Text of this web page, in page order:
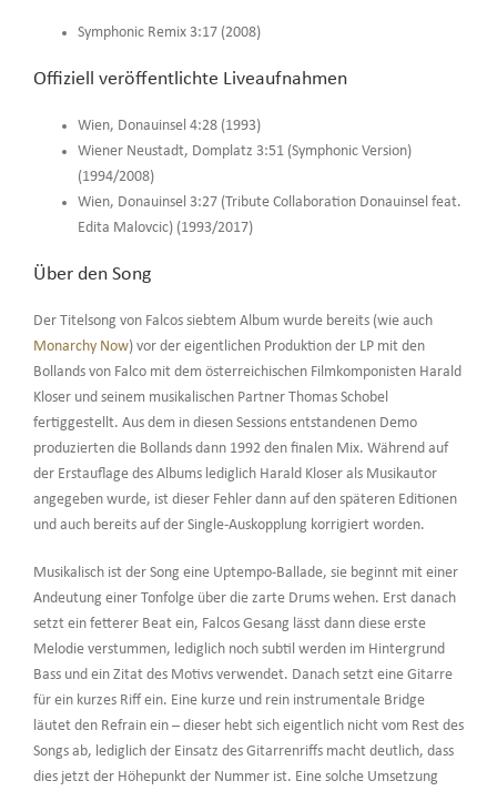
Symphonic Remix 3:17 (2008)
Offiziell veröffentlichte Liveaufnahmen
Wien, Donauinsel 4:28 (1993)
Wiener Neustadt, Domplatz 3:51 (Symphonic Version)
(1994/2008)
Wien, Donauinsel 3:27 (Tribute Collaboration Donauinsel feat.
Edita Malovcic) (1993/2017)
Über den Song
Der Titelsong von Falcos siebtem Album wurde bereits (wie auch
Monarchy Now) vor der eigentlichen Produktion der LP mit den
Bollands von Falco mit dem österreichischen Filmkomponisten Harald
Kloser und seinem musikalischen Partner Thomas Schobel
fertiggestellt. Aus dem in diesen Sessions entstandenen Demo
produzierten die Bollands dann 1992 den finalen Mix. Während auf
der Erstauflage des Albums lediglich Harald Kloser als Musikautor
angegeben wurde, ist dieser Fehler dann auf den späteren Editionen
und auch bereits auf der Single-Auskopplung korrigiert worden.
Musikalisch ist der Song eine Uptempo-Ballade, sie beginnt mit einer
Andeutung einer Tonfolge über die zarte Drums wehen. Erst danach
setzt ein fetterer Beat ein, Falcos Gesang lässt dann diese erste
Melodie verstummen, lediglich noch subtil werden im Hintergrund
Bass und ein Zitat des Motivs verwendet. Danach setzt eine Gitarre
für ein kurzes Riff ein. Eine kurze und rein instrumentale Bridge
läutet den Refrain ein – dieser hebt sich eigentlich nicht vom Rest des
Songs ab, lediglich der Einsatz des Gitarrenriffs macht deutlich, dass
dies jetzt der Höhepunkt der Nummer ist. Eine solche Umsetzung